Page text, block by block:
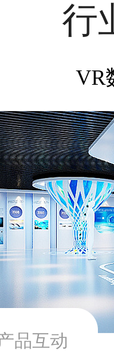
行
VR
品互动